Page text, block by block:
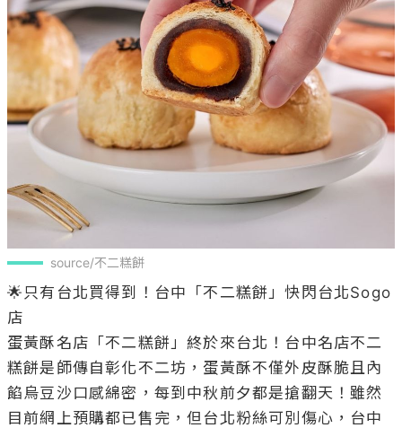
source/不二糕餅
🌟只有台北買得到！台中「不二糕餅」快閃台北Sogo
店
蛋黃酥名店「不二糕餅」終於來台北！台中名店不二
糕餅是師傳自彰化不二坊，蛋黃酥不僅外皮酥脆且內
餡烏豆沙口感綿密，每到中秋前夕都是搶翻天！雖然
目前網上預購都已售完，但台北粉絲可別傷心，台中